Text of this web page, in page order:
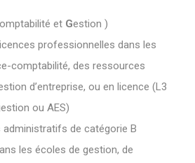
omptabilité et Gestion )
professionnelles dans les
comptabilité, des ressources
d’entreprise, ou en licence (L3
ou AES)
de catégorie B
les écoles de gestion, de